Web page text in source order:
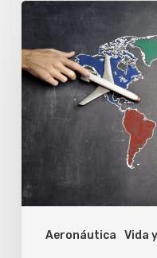
Aeronáutica Vida
Alianza
Smiles
Argentina
y
viajes